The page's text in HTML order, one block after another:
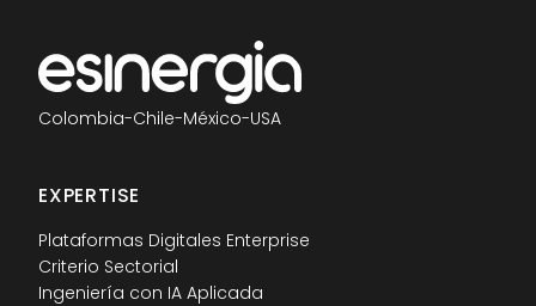
Colombia-Chile-México-USA
EXPERTISE
Plataformas Digitales Enterprise
Criterio Sectorial
Ingeniería con IA Aplicada